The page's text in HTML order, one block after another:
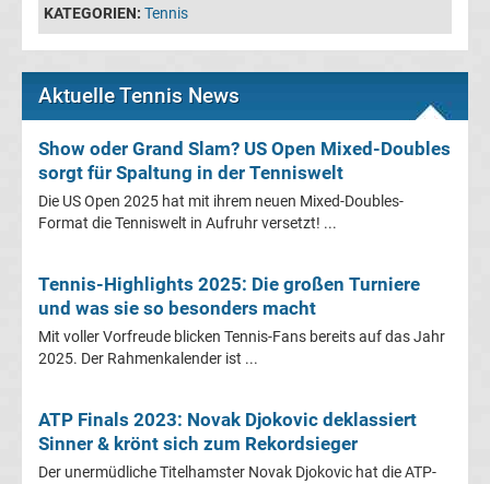
Liga
DFB-
Pokal
Ergebnisse
Champions
League
Champions
KATEGORIEN: Tennis
Aktuelle Tennis News
Show oder Grand Slam? US Open Mixed-Doubles
sorgt für Spaltung in der Tenniswelt
Die US Open 2025 hat mit ihrem neuen Mixed-Doubles-
Format die Tenniswelt in Aufruhr versetzt! ...
Tennis-Highlights 2025: Die großen Turniere
und was sie so besonders macht
Mit voller Vorfreude blicken Tennis-Fans bereits auf das Jahr
2025. Der Rahmenkalender ist ...
ATP Finals 2023: Novak Djokovic deklassiert
Sinner & krönt sich zum Rekordsieger
Der unermüdliche Titelhamster Novak Djokovic hat die ATP-